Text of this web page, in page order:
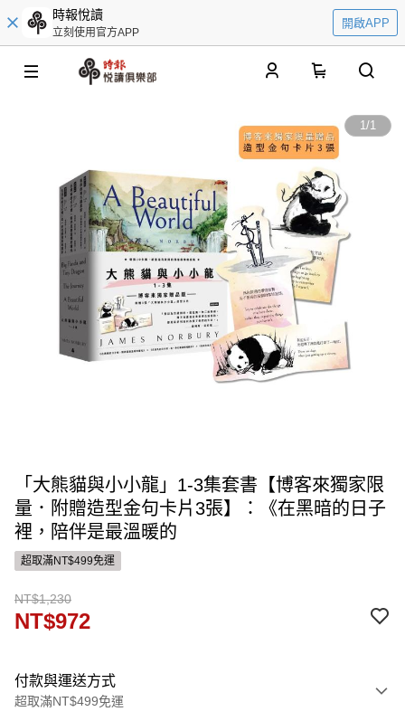
時報悅讀
立刻使用官方APP
開啟APP
1/1
「大熊貓與小小龍」1-3集套書【博客來獨家限
量．附贈造型金句卡片3張】：《在黑暗的日子
裡，陪伴是最溫暖的
超取滿NT$499免運
NT$1,230
NT$972
付款與運送方式
超取滿NT$499免運